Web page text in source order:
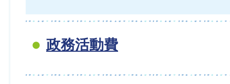
政務活動費